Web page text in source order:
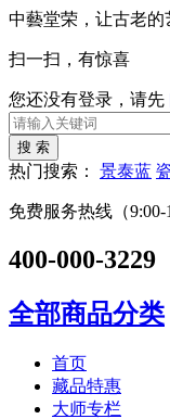
中藝堂荣，让古老的
扫一扫，有惊喜
您还没有登录，请先
热门搜索： 景泰蓝
免费服务热线（9:00-
400-000-3229
全部商品分类
首页
藏品特惠
大师专栏